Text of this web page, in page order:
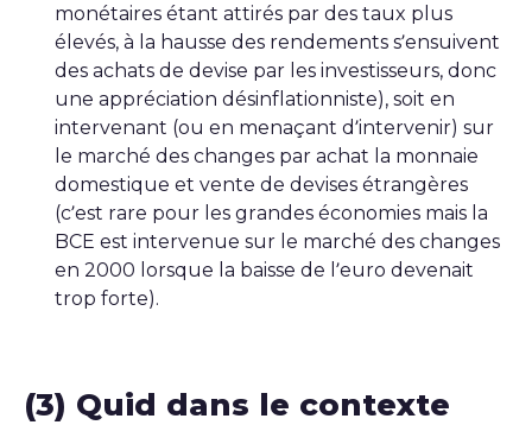
monétaires étant attirés par des taux plus
élevés, à la hausse des rendements s’ensuivent
des achats de devise par les investisseurs, donc
une appréciation désinflationniste), soit en
intervenant (ou en menaçant d’intervenir) sur
le marché des changes par achat la monnaie
domestique et vente de devises étrangères
(c’est rare pour les grandes économies mais la
BCE est intervenue sur le marché des changes
en 2000 lorsque la baisse de l’euro devenait
trop forte).
(3) Quid dans le contexte